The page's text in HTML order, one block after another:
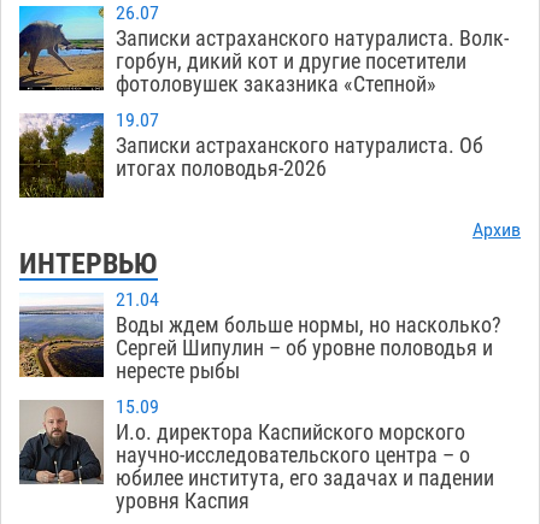
26.07
Записки астраханского натуралиста. Волк-
горбун, дикий кот и другие посетители
фотоловушек заказника «Степной»
19.07
Записки астраханского натуралиста. Об
итогах половодья-2026
Архив
ИНТЕРВЬЮ
21.04
Воды ждем больше нормы, но насколько?
Сергей Шипулин – об уровне половодья и
нересте рыбы
15.09
И.о. директора Каспийского морского
научно-исследовательского центра – о
юбилее института, его задачах и падении
уровня Каспия